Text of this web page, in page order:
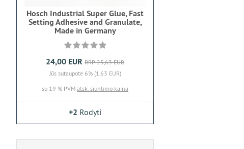
Hosch Industrial Super Glue, Fast
Setting Adhesive and Granulate,
Made in Germany
24,00 EUR RRP 25,63 EUR
Jūs sutaupote 6% (1,63 EUR)
su 19 % PVM atsk. siuntimo kaina
+2 Rodyti